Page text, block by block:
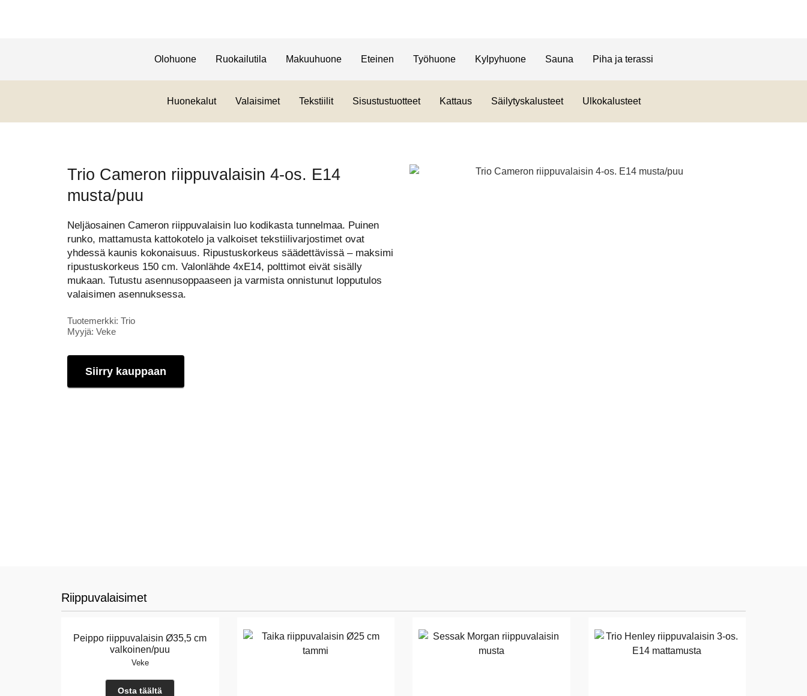
Olohuone Ruokailutila Makuuhuone Eteinen Työhuone Kylpyhuone Sauna Piha ja terassi
Huonekalut Valaisimet Tekstiilit Sisustustuotteet Kattaus Säilytyskalusteet Ulkokalusteet
Trio Cameron riippuvalaisin 4-os. E14
musta/puu
Neljäosainen Cameron riippuvalaisin luo kodikasta tunnelmaa. Puinen
runko, mattamusta kattokotelo ja valkoiset tekstiilivarjostimet ovat
yhdessä kaunis kokonaisuus. Ripustuskorkeus säädettävissä – maksimi
ripustuskorkeus 150 cm. Valonlähde 4xE14, polttimot eivät sisälly
mukaan. Tutustu asennusoppaaseen ja varmista onnistunut lopputulos
valaisimen asennuksessa.
Tuotemerkki: Trio
Myyjä: Veke
Siirry kauppaan
Riippuvalaisimet
Peippo riippuvalaisin Ø35,5 cm
valkoinen/puu
Veke
Osta täältä